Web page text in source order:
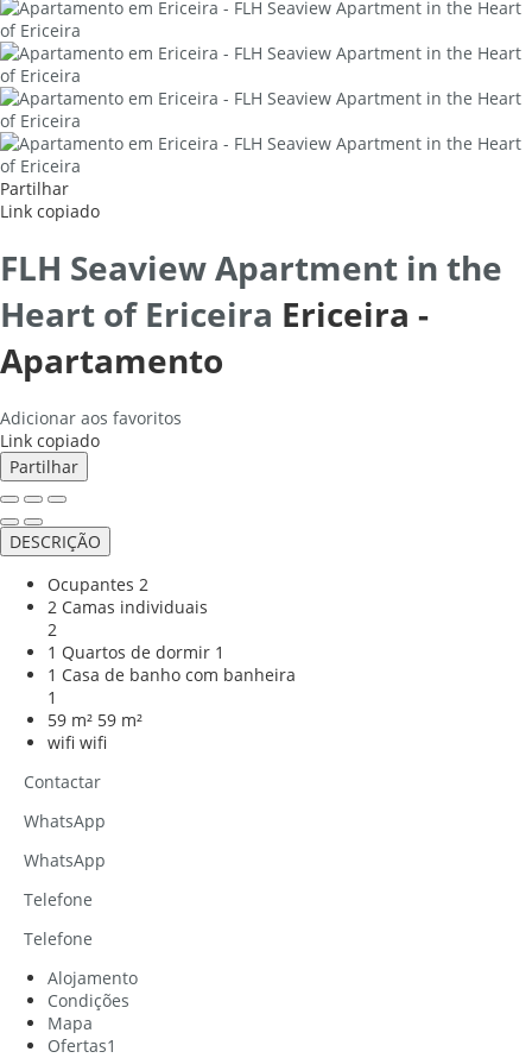
Partilhar
Link copiado
FLH Seaview Apartment in the
Heart of Ericeira Ericeira -
Apartamento
Adicionar aos favoritos
Link copiado
Partilhar
DESCRIÇÃO
Ocupantes 2
2 Camas individuais
2
1 Quartos de dormir 1
1 Casa de banho com banheira
1
59 m² 59 m²
wifi wifi
Contactar
WhatsApp
WhatsApp
Telefone
Telefone
Alojamento
Condições
Mapa
Ofertas1